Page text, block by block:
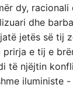
dy,
dhe
jetës së tij
prirja e tij e
të njëjtin
iluministe